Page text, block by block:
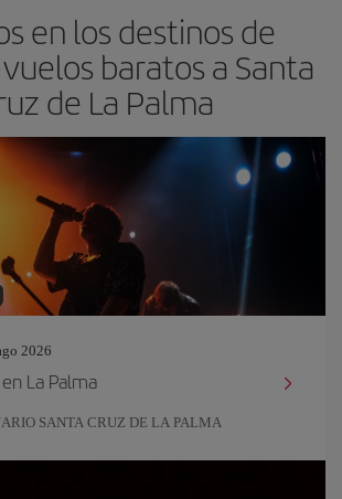
en los destinos de
baratos a Santa
de La Palma
2026
La Palma
SANTA CRUZ DE LA PALMA